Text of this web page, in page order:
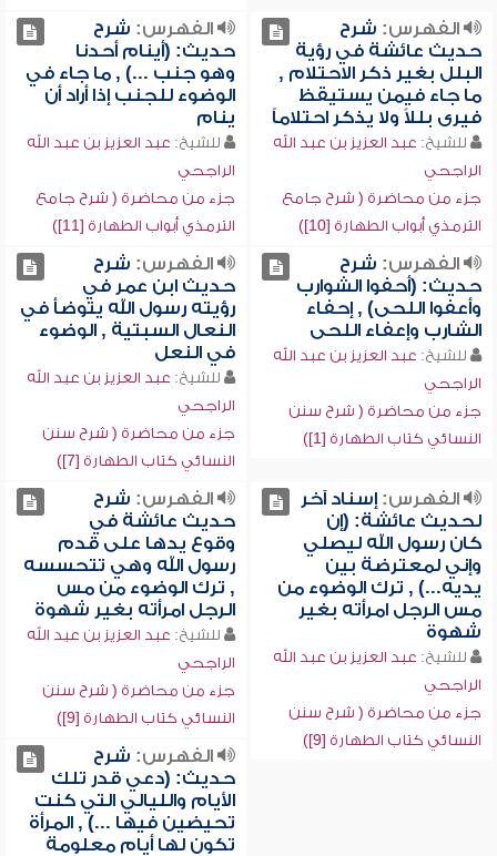
الفهرس: شرح
حديث عائشة في رؤية
البلل بغير ذكر الاحتلام ,
ما جاء فيمن يستيقظ
فيرى بللاً ولا يذكر احتلاماً
للشيخ: عبد العزيز بن عبد الله
الراجحي
جزء من محاضرة ( شرح جامع
الترمذي أبواب الطهارة [10])
الفهرس: شرح
حديث: (أينام أحدنا
وهو جنب ...) , ما جاء في
الوضوء للجنب إذا أراد أن
ينام
للشيخ: عبد العزيز بن عبد الله
الراجحي
جزء من محاضرة ( شرح جامع
الترمذي أبواب الطهارة [11])
الفهرس: شرح
حديث: (أحفوا الشوارب
وأعفوا اللحى) , إحفاء
الشارب وإعفاء اللحى
للشيخ: عبد العزيز بن عبد الله
الراجحي
جزء من محاضرة ( شرح سنن
النسائي كتاب الطهارة [1])
الفهرس: شرح
حديث ابن عمر في
رؤيته رسول الله يتوضأ في
النعال السبتية , الوضوء
في النعل
للشيخ: عبد العزيز بن عبد الله
الراجحي
جزء من محاضرة ( شرح سنن
النسائي كتاب الطهارة [7])
الفهرس:إسناد آخر
لحديث عائشة: (إن
كان رسول الله ليصلي
وإني لمعترضة بين
يديه...) , ترك الوضوء من
مس الرجل امرأته بغير
شهوة
للشيخ: عبد العزيز بن عبد الله
الراجحي
جزء من محاضرة ( شرح سنن
النسائي كتاب الطهارة [9])
الفهرس: شرح
حديث عائشة في
وقوع يدها على قدم
رسول الله وهي تتحسسه
, ترك الوضوء من مس
الرجل امرأته بغير شهوة
للشيخ: عبد العزيز بن عبد الله
الراجحي
جزء من محاضرة ( شرح سنن
النسائي كتاب الطهارة [9])
الفهرس: شرح
حديث: (دعي قدر تلك
الأيام والليالي التي كنت
تحيضين فيها ...) , المرأة
تكون لها أيام معلومة